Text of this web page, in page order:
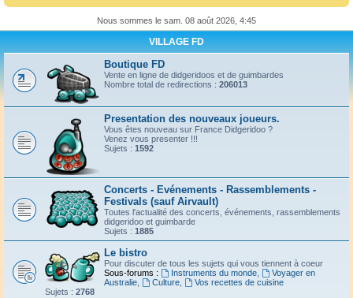
r
Nous sommes le sam. 08 août 2026, 4:45
VILLAGE FD
Boutique FD
Vente en ligne de didgeridoos et de guimbardes
Nombre total de redirections : 206013
Presentation des nouveaux joueurs.
Vous êtes nouveau sur France Didgeridoo ?
Venez vous presenter !!!
Sujets : 1592
Concerts - Evénements - Rassemblements -
Festivals (sauf Airvault)
Toutes l'actualité des concerts, événements, rassemblements
didgeridoo et guimbarde
Sujets : 1885
Le bistro
Pour discuter de tous les sujets qui vous tiennent à coeur
Sous-forums :
Instruments du monde,
Voyager en
Australie
Culture,
Vos recettes de cuisine
Sujets : 2768